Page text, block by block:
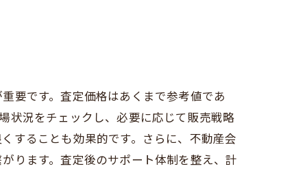
要です。査定価格はあくまで参考値であ
状況をチェックし、必要に応じて販売戦略
することも効果的です。さらに、不動産会
ります。査定後のサポート体制を整え、計